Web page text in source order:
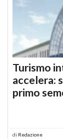
Turismo
accelera:
primo
di Redazione